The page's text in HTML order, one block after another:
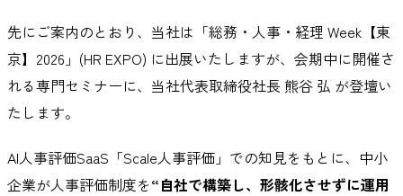
先にご案内のとおり、当社は「総務・人事・経理 Week【東
京】2026」(HR EXPO) に出展いたしますが、会期中に開催さ
れる専門セミナーに、当社代表取締役社長 熊谷 弘 が登壇い
たします。
AI人事評価SaaS「Scale人事評価」での知見をもとに、中小
企業が人事評価制度を“自社で構築し、形骸化させずに運用